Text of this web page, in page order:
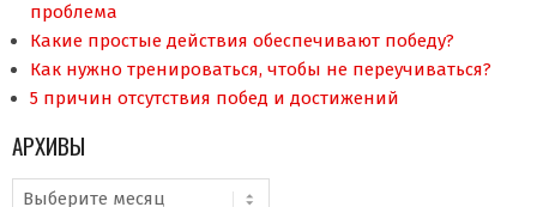
проблема
Какие простые действия обеспечивают победу?
Как нужно тренироваться, чтобы не переучиваться?
5 причин отсутствия побед и достижений
АРХИВЫ
Архивы